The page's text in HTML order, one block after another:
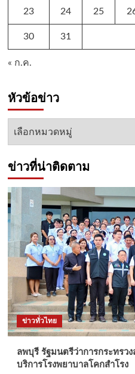
23 24 25
30 31
« ก.ค.
หัวข้อข่าว
หัวข้อ
ข่าวที่น่าติดตาม
ข่าวทั่วไทย
ลพบุรี รัฐมนตรีว่าการกระทรว
บริการโรงพยาบาลโคกสำโรง